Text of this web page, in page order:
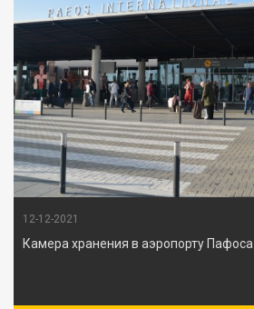
12-12-2021
Камера хранения в аэропорту Пафоса